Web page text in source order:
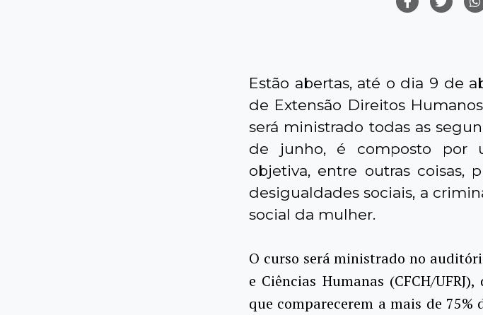
Estão abertas, até o dia 9 de
de Extensão Direitos
será ministrado todas as
de junho, é composto por
objetiva, entre outras coisas,
desigualdades sociais, a
social da mulher.
O curso será ministrado no
e Ciências Humanas (CFCH/
que comparecerem a mais de